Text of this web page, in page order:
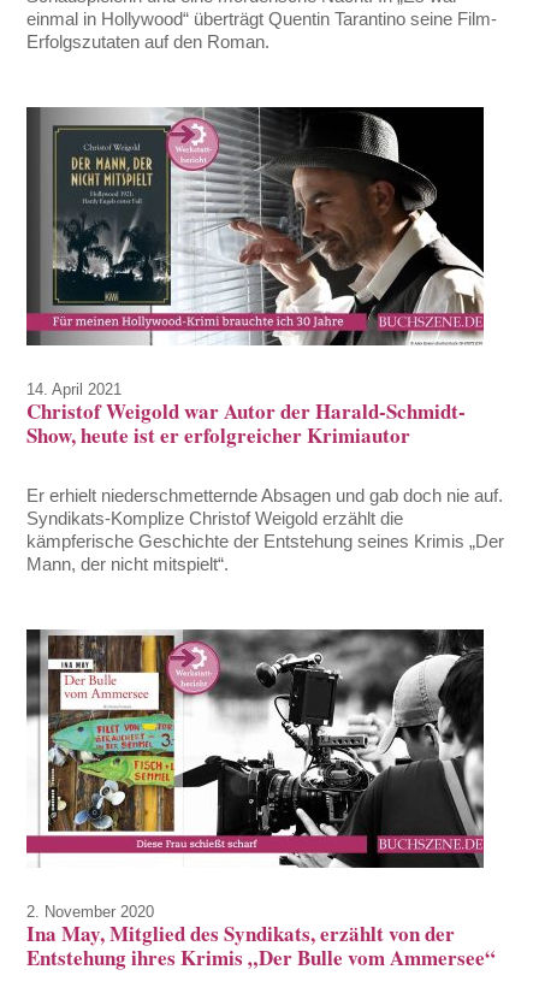
einmal in Hollywood“ überträgt Quentin Tarantino seine Film-
Erfolgszutaten auf den Roman.
14. April 2021
Christof Weigold war Autor der Harald-Schmidt-
Show, heute ist er erfolgreicher Krimiautor
Er erhielt niederschmetternde Absagen und gab doch nie auf.
Syndikats-Komplize Christof Weigold erzählt die
kämpferische Geschichte der Entstehung seines Krimis „Der
Mann, der nicht mitspielt“.
2. November 2020
Ina May, Mitglied des Syndikats, erzählt von der
Entstehung ihres Krimis „Der Bulle vom Ammersee“